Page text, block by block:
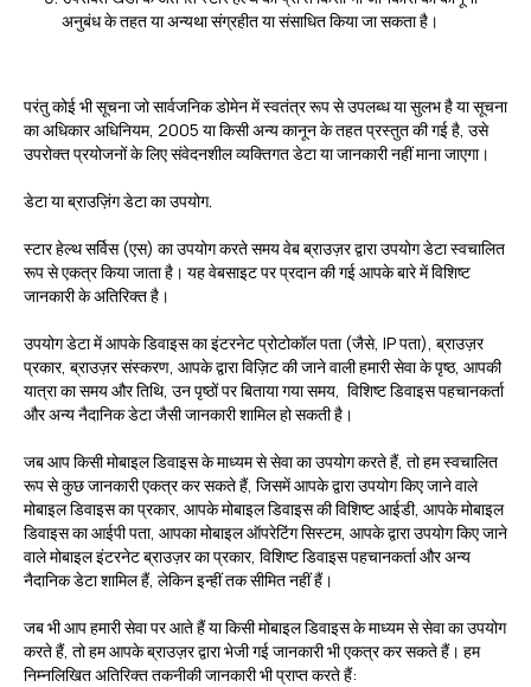
अनुबंध के तहत या अन्यथा संग्रहीत या संसाधित किया जा सकता है।
परंतु कोई भी सूचना जो सार्वजनिक डोमेन में स्वतंत्र रूप से उपलब्ध या सुलभ है या सूचना
का अधिकार अधिनियम, 2005 या किसी अन्य कानून के तहत प्रस्तुत की गई है, उसे
उपरोक्त प्रयोजनों के लिए संवेदनशील व्यक्तिगत डेटा या जानकारी नहीं माना जाएगा।
डेटा या ब्राउज़िंग डेटा का उपयोग.
स्टार हेल्थ सर्विस (एस) का उपयोग करते समय वेब ब्राउज़र द्वारा उपयोग डेटा स्वचालित
रूप से एकत्र किया जाता है। यह वेबसाइट पर प्रदान की गई आपके बारे में विशिष्ट
जानकारी के अतिरिक्त है।
उपयोग डेटा में आपके डिवाइस का इंटरनेट प्रोटोकॉल पता (जैसे, IP पता), ब्राउज़र
प्रकार, ब्राउज़र संस्करण, आपके द्वारा विज़िट की जाने वाली हमारी सेवा के पृष्ठ, आपकी
यात्रा का समय और तिथि, उन पृष्ठों पर बिताया गया समय, विशिष्ट डिवाइस पहचानकर्ता
और अन्य नैदानिक डेटा जैसी जानकारी शामिल हो सकती है।
जब आप किसी मोबाइल डिवाइस के माध्यम से सेवा का उपयोग करते हैं, तो हम स्वचालित
रूप से कुछ जानकारी एकत्र कर सकते हैं, जिसमें आपके द्वारा उपयोग किए जाने वाले
मोबाइल डिवाइस का प्रकार, आपके मोबाइल डिवाइस की विशिष्ट आईडी, आपके मोबाइल
डिवाइस का आईपी पता, आपका मोबाइल ऑपरेटिंग सिस्टम, आपके द्वारा उपयोग किए जाने
वाले मोबाइल इंटरनेट ब्राउज़र का प्रकार, विशिष्ट डिवाइस पहचानकर्ता और अन्य
नैदानिक डेटा शामिल हैं, लेकिन इन्हीं तक सीमित नहीं हैं।
जब भी आप हमारी सेवा पर आते हैं या किसी मोबाइल डिवाइस के माध्यम से सेवा का उपयोग
करते हैं, तो हम आपके ब्राउज़र द्वारा भेजी गई जानकारी भी एकत्र कर सकते हैं। हम
निम्नलिखित अतिरिक्त तकनीकी जानकारी भी प्राप्त करते हैं: